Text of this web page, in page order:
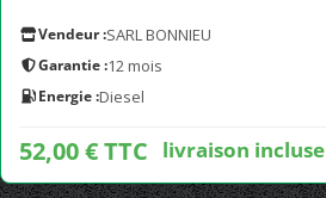
Vendeur :SARL BONNIEU
Garantie :12 mois
Energie :Diesel
52,00 € TTC livraison incluse